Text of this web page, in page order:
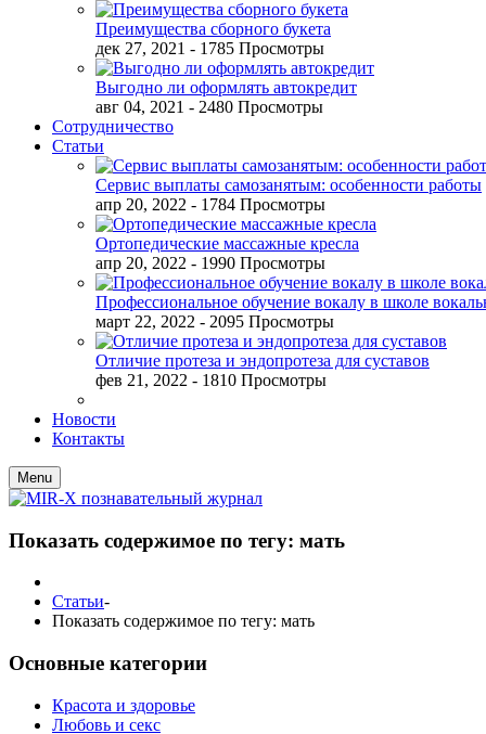
Преимущества сборного букета
дек 27, 2021 - 1785 Просмотры
Выгодно ли оформлять автокредит
авг 04, 2021 - 2480 Просмотры
Сотрудничество
Статьи
Сервис выплаты самозанятым: особенности работы
апр 20, 2022 - 1784 Просмотры
Ортопедические массажные кресла
апр 20, 2022 - 1990 Просмотры
Профессиональное обучение вокалу в школе
март 22, 2022 - 2095 Просмотры
Отличие протеза и эндопротеза для суставов
фев 21, 2022 - 1810 Просмотры
Новости
Контакты
Menu
Показать содержимое по тегу: мать
Статьи-
Показать содержимое по тегу: мать
Основные категории
Красота и здоровье
Любовь и секс